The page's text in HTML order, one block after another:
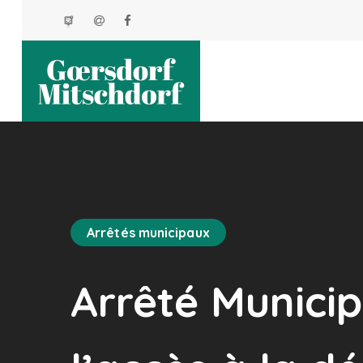
Arrêtés municipaux
Arrêté